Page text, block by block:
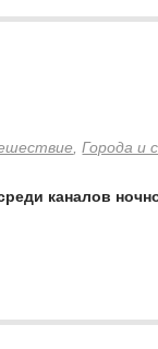
,Города и
каналов